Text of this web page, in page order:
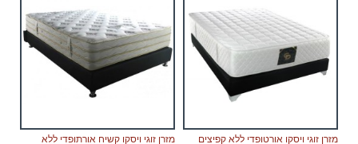
מזרן זוגי ויסקו אורטופדי ללא קפיצים
מזרן זוגי ויסקו קשיח אורתופדי ללא